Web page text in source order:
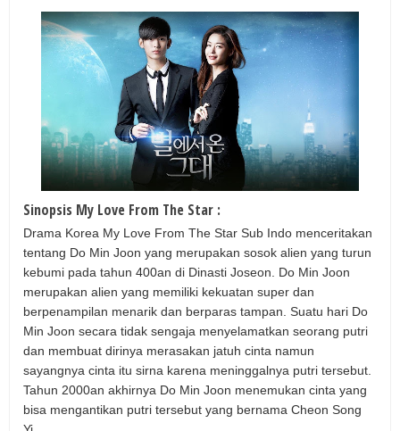
Sinopsis My Love From The Star :
Drama Korea My Love From The Star Sub Indo menceritakan
tentang Do Min Joon yang merupakan sosok alien yang turun
kebumi pada tahun 400an di Dinasti Joseon. Do Min Joon
merupakan alien yang memiliki kekuatan super dan
berpenampilan menarik dan berparas tampan. Suatu hari Do
Min Joon secara tidak sengaja menyelamatkan seorang putri
dan membuat dirinya merasakan jatuh cinta namun
sayangnya cinta itu sirna karena meninggalnya putri tersebut.
Tahun 2000an akhirnya Do Min Joon menemukan cinta yang
bisa mengantikan putri tersebut yang bernama Cheon Song